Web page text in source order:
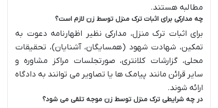
مطالبه هستند.
چه مدارکی برای اثبات ترک منزل توسط زن لازم است؟
برای اثبات ترک منزل، مدارکی نظیر اظهارنامه دعوت به
تمکین، شهادت شهود (همسایگان، آشنایان)، تحقیقات
محلی، گزارشات کلانتری، صورتجلسات مراکز مشاوره و
سایر قرائن مانند پیامک ها یا تصاویر می توانند به دادگاه
ارائه شوند.
در چه شرایطی ترک منزل توسط زن موجه تلقی می شود؟